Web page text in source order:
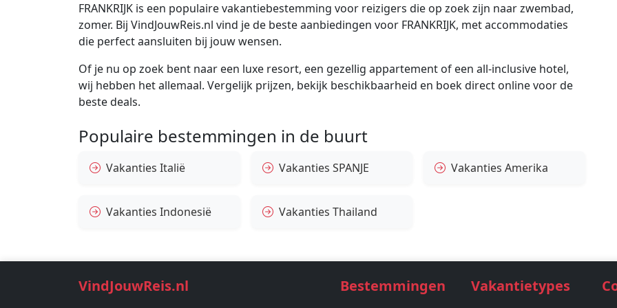
FRANKRIJK is een populaire vakantiebestemming voor reizigers die op zoek zijn naar zwembad,
zomer. Bij VindJouwReis.nl vind je de beste aanbiedingen voor FRANKRIJK, met accommodaties
die perfect aansluiten bij jouw wensen.
Of je nu op zoek bent naar een luxe resort, een gezellig appartement of een all-inclusive hotel,
wij hebben het allemaal. Vergelijk prijzen, bekijk beschikbaarheid en boek direct online voor de
beste deals.
Populaire bestemmingen in de buurt
Vakanties Italië Vakanties SPANJE Vakanties Amerika
Vakanties Indonesië Vakanties Thailand
VindJouwReis.nl Bestemmingen Vakantietypes